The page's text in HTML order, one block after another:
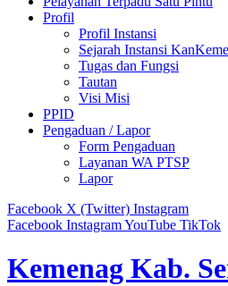
Profil
Profil Instansi
Sejarah Instansi
Tugas dan Fungsi
Tautan
Visi Misi
PPID
Pengaduan / Lapor
Form Pengaduan
Layanan WA PTSP
Lapor
Facebook X (Twitter) Instagram
Facebook InstagramYouTube TikTok
Kemenag Kab.